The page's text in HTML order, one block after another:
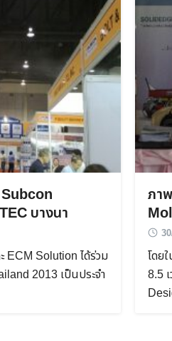
บางนา
ECM Solution ได้ร่วม
2013 เป็นประจำ
ภา
โดย
8.5